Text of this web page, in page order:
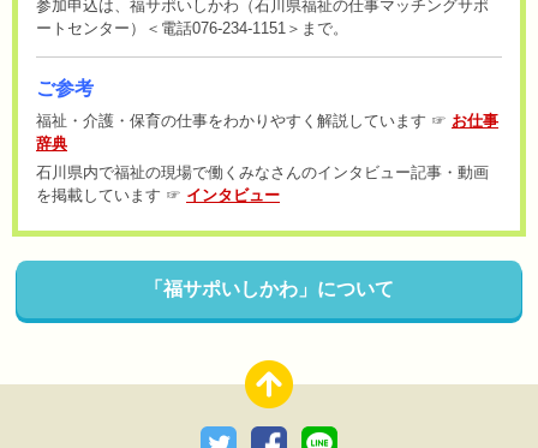
参加申込は、福サポいしかわ（石川県福祉の仕事マッチングサポ
ートセンター）＜電話076-234-1151＞まで。
ご参考
福祉・介護・保育の仕事をわかりやすく解説しています ☞ お仕事
辞典
石川県内で福祉の現場で働くみなさんのインタビュー記事・動画
を掲載しています ☞ インタビュー
「福サポいしかわ」について